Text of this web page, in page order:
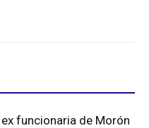
funcionaria de Morón